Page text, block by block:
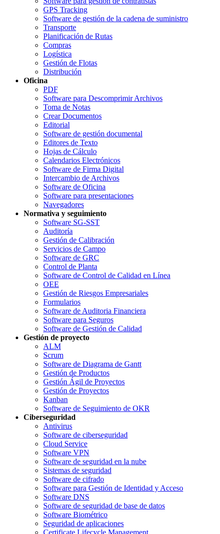
GPS Tracking
Software de gestión de la cadena de suministro
Transporte
Planificación de Rutas
Compras
Logística
Gestión de Flotas
Distribución
Oficina
PDF
Software para Descomprimir Archivos
Toma de Notas
Crear Documentos
Editorial
Software de gestión documental
Editores de Texto
Hojas de Cálculo
Calendarios Electrónicos
Software de Firma Digital
Intercambio de Archivos
Software de Oficina
Software para presentaciones
Navegadores
Normativa y seguimiento
Software SG-SST
Auditoría
Gestión de Calibración
Servicios de Campo
Software de GRC
Control de Planta
Software de Control de Calidad en Línea
OEE
Gestión de Riesgos Empresariales
Formularios
Software de Auditoria Financiera
Software para Seguros
Software de Gestión de Calidad
Gestión de proyecto
ALM
Scrum
Software de Diagrama de Gantt
Gestión de Productos
Gestión Ágil de Proyectos
Gestión de Proyectos
Kanban
Software de Seguimiento de OKR
Ciberseguridad
Antivirus
Software de ciberseguridad
Cloud Service
Software VPN
Software de seguridad en la nube
Sistemas de seguridad
Software de cifrado
Software para Gestión de Identidad y Acceso
Software DNS
Software de seguridad de base de datos
Software Biométrico
Seguridad de aplicaciones
Certificate Lifecycle Management